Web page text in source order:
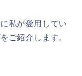
私が愛用してい
をご紹介します。